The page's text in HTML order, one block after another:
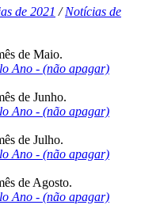
de 2021 /Notícias de
de Maio.
Ano - (não apagar)
de Junho.
Ano - (não apagar)
de Julho.
Ano - (não apagar)
de Agosto.
Ano - (não apagar)